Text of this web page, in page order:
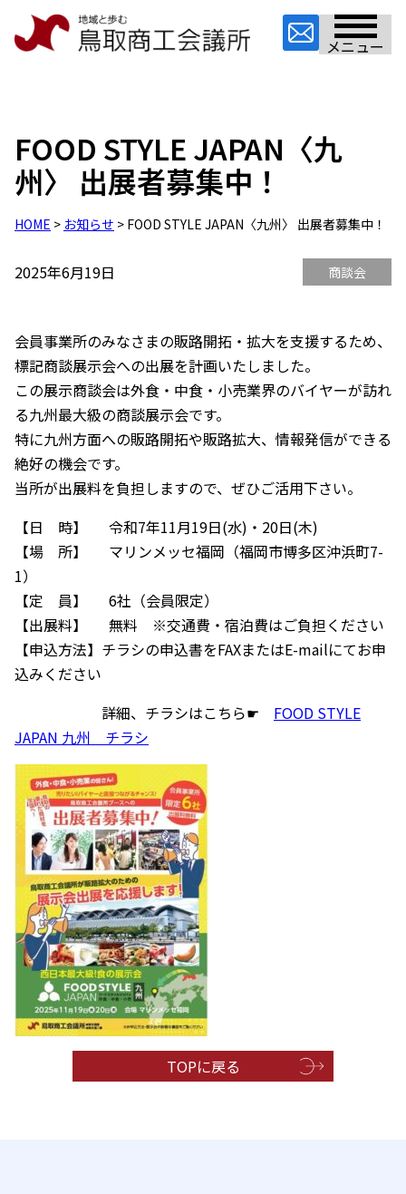
メニュー
FOOD STYLE JAPAN〈九
州〉 出展者募集中！
HOME > お知らせ > FOOD STYLE JAPAN〈九州〉 出展者募集中！
2025年6月19日 商談会
会員事業所のみなさまの販路開拓・拡大を支援するため、
標記商談展示会への出展を計画いたしました。
この展示商談会は外食・中食・小売業界のバイヤーが訪れ
る九州最大級の商談展示会です。
特に九州方面への販路開拓や販路拡大、情報発信ができる
絶好の機会です。
当所が出展料を負担しますので、ぜひご活用下さい。
【日 時】 令和7年11月19日(水)・20日(木)
【場 所】 マリンメッセ福岡（福岡市博多区沖浜町7-
1）
【定 員】 6社（会員限定）
【出展料】 無料 ※交通費・宿泊費はご負担ください
【申込方法】チラシの申込書をFAXまたはE-mailにてお申
込みください
詳細、チラシはこちら☛ FOOD STYLE
JAPAN 九州 チラシ
TOPに戻る